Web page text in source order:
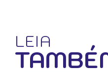
LEIA